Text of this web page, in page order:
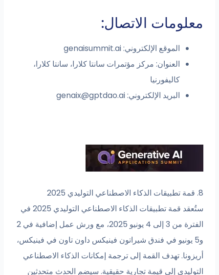
معلومات الاتصال:
الموقع الإلكتروني: genaisummit.ai
العنوان: مركز مؤتمرات سانتا كلارا، سانتا كلارا،
كاليفورنيا
البريد الإلكتروني:genaix@gptdao.ai
8. قمة تطبيقات الذكاء الاصطناعي التوليدي 2025
ستُعقد قمة تطبيقات الذكاء الاصطناعي التوليدي 2025 في
الفترة من 3 إلى 4 يونيو 2025، مع ورش عمل إضافية في 2
و5 يونيو في فندق شيراتون فينيكس داون تاون في فينيكس،
أريزونا. تهدف القمة إلى ترجمة إمكانات الذكاء الاصطناعي
التوليدي إلى قيمة تجارية حقيقية. سيضم الحدث متحدثين